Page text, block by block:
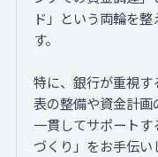
ド」という両輪を
す。
特に、銀行が重視
表の整備や資金計
一貫してサポート
づくり」をお手伝い